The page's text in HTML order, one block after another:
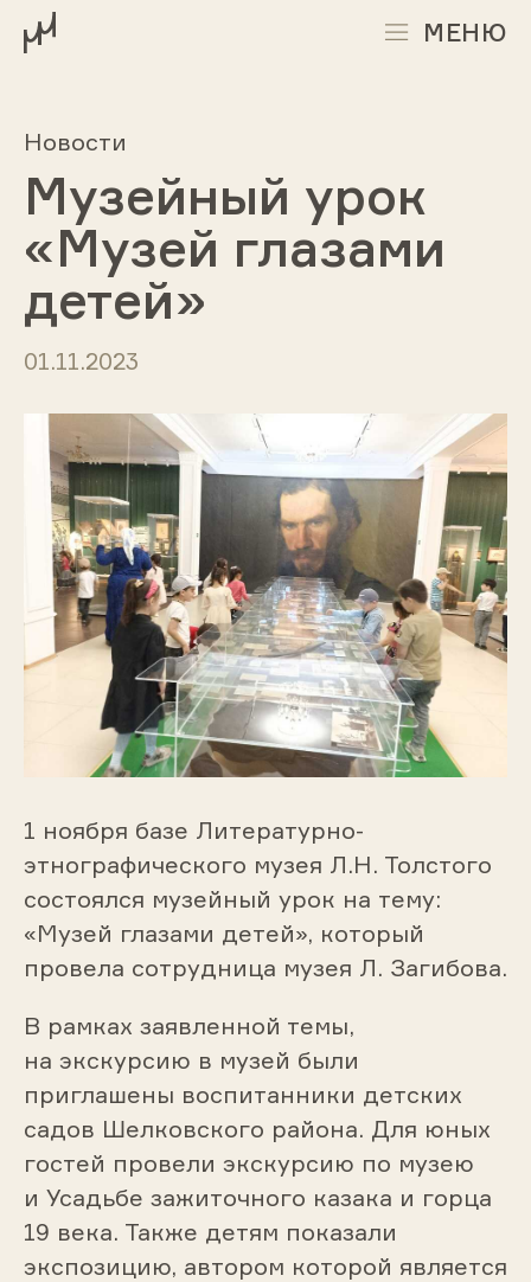
МЕНЮ
Новости
Музейный урок
«Музей глазами
детей»
01.11.2023
1 ноября базе Литературно-
этнографического музея Л.Н. Толстого
состоялся музейный урок на тему:
«Музей глазами детей», который
провела сотрудница музея Л. Загибова.
В рамках заявленной темы,
на экскурсию в музей были
приглашены воспитанники детских
садов Шелковского района. Для юных
гостей провели экскурсию по музею
и Усадьбе зажиточного казака и горца
19 века. Также детям показали
экспозицию, автором которой является